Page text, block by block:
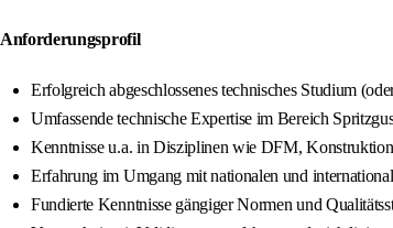
Anforderungsprofil
Erfolgreich abgeschlossenes technisches Studium
Umfassende technische Expertise im Bereich
Kenntnisse u.a. in Disziplinen wie DFM,
Erfahrung im Umgang mit nationalen und
Fundierte Kenntnisse gängiger Normen und